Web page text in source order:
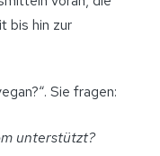
bis hin zur
Sie fragen:
unterstützt?